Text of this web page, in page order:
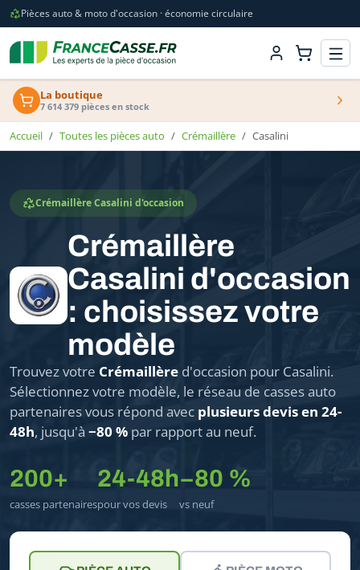
Pièces auto & moto d'occasion · économie circulaire
La boutique
7 614 379 pièces en stock
Accueil Toutes les pièces auto Crémaillère Casalini
Crémaillère Casalini d'occasion
Crémaillère
Casalini d'occasion
: choisissez votre
modèle
Trouvez votre Crémaillère d'occasion pour Casalini.
Sélectionnez votre modèle, le réseau de casses auto
partenaires vous répond avec plusieurs devis en 24-
48h, jusqu'à −80 % par rapport au neuf.
200+
casses partenaires
24-48h
pour vos devis
−80 %
vs neuf